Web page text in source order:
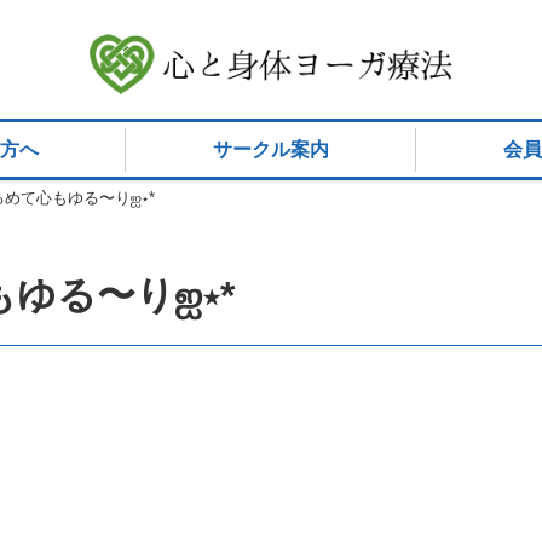
へ サークル案内 会
て心もゆる〜り‪ஐ‬⋆*
ゆる〜り‪ஐ‬⋆*